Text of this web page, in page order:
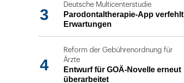
3
Deutsche Multicenterstudie
Parodontaltherapie-App verfehlt
Erwartungen
4
Reform der Gebührenordnung für
Ärzte
Entwurf für GOÄ-Novelle erneut
überarbeitet